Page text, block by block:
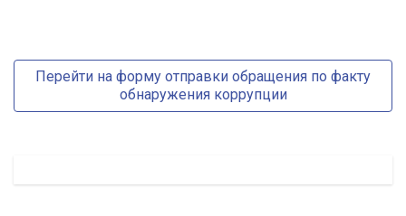
Перейти на форму отправки обращения по факту
обнаружения коррупции